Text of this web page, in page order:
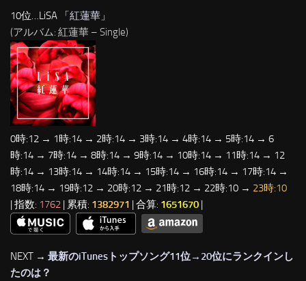
10位…LiSA 「紅蓮華 」
(アルバム: 紅蓮華 – Single)
0時:12 → 1時:14 → 2時:14 → 3時:14 → 4時:14 → 5時:14 → 6
時:14 → 7時:14 → 8時:14 → 9時:14 → 10時:14 → 11時:14 → 12
時:14 → 13時:14 → 14時:14 → 15時:14 → 16時:14 → 17時:14 →
18時:14 → 19時:12 → 20時:12 → 21時:12 → 22時:10 → 23時:10
| 指数: 1762 | 累積: 1382971 | 合算: 1651670 |
NEXT → 最新のiTunesトップソング11位→20位にランクインし
たのは？